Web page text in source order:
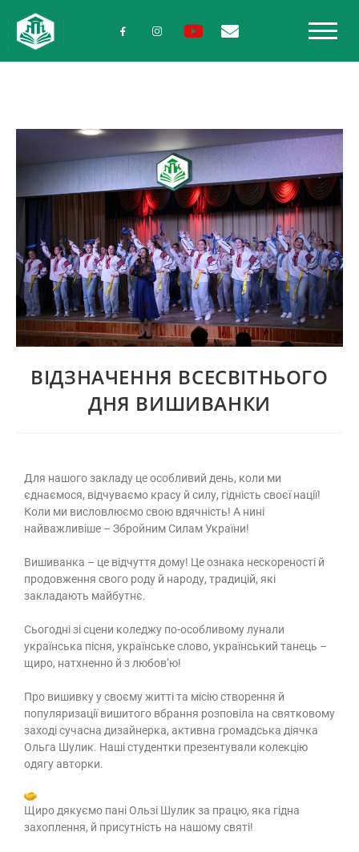
ВІДЗНАЧЕННЯ ВСЕСВІТНЬОГО
ДНЯ ВИШИВАНКИ
Для нашого закладу це особливий день, коли ми
єднаємося, відчуваємо красу й силу, гідність своєї нації!
Коли ми висловлюємо свою вдячність! А нині
найважливіше – Збройним Силам України!
Вишиванка – це відчуття дому! Це ознака нескореності й
продовження свого роду й народу, традицій, які
закладають майбутнє.
Сьогодні зі сцени коледжу по-особливому лунали
українська пісня, українське слово, український танець –
щиро, натхненно й з любов’ю!
Про вишивку у своєму житті та місію створення й
популяризації вишитого вбрання розповіла на святковому
заході сучасна дизайнерка, активна громадська діячка
Ольга Шулик. Наші студентки презентували колекцію
одягу авторки.
Щиро дякуємо пані Ользі Шулик за працю, яка гідна
захоплення, й присутність на нашому святі!